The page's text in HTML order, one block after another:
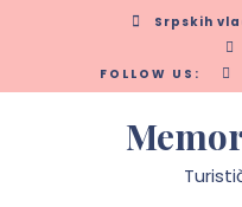
Srpskih
FOLLOW US: